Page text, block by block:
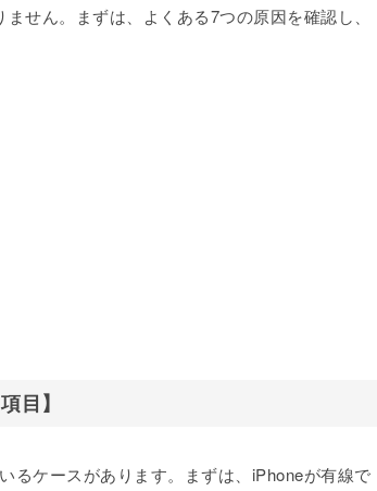
せん。まずは、よくある7つの原因を確認し、
目】
るケースがあります。まずは、iPhoneが有線で